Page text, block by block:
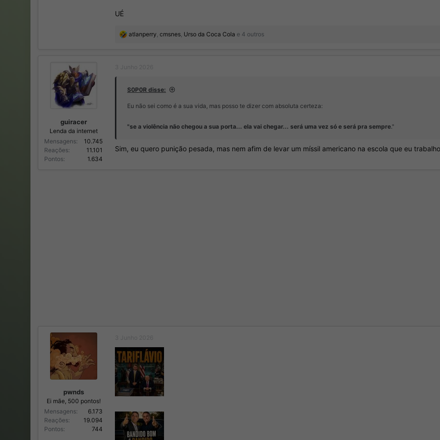
UÉ
R
s
atlanperry, cmsnes, Urso da Coca Cola e 4 outros
guiracer
Lenda da internet
Mensagens
10.745
Reações
11.101
Pontos
1.634
S0P0R disse:
Eu não sei como é a sua vida, mas posso te dizer com absoluta certeza:
"se a violência não chegou a sua porta... ela vai chegar... será uma vez só e será pra sempre."
Sim, eu quero punição pesada, mas nem afim de levar um míssil americano na escola que eu
pwnds
Ei mãe, 500 pontos!
Mensagens
6.173
Reações
19.094
Pontos
744